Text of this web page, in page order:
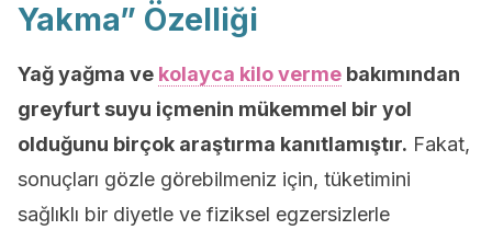
Yakma” Özelliği
Yağ yağma ve kolayca kilo verme bakımından
greyfurt suyu içmenin mükemmel bir yol
olduğunu birçok araştırma kanıtlamıştır. Fakat,
sonuçları gözle görebilmeniz için, tüketimini
sağlıklı bir diyetle ve fiziksel egzersizlerle